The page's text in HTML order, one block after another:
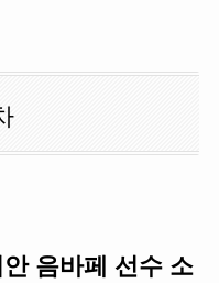
음바페 선수 소